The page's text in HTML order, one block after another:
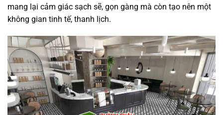
mang lại cảm giác sạch sẽ, gọn gàng mà còn tạo nên một
không gian tinh tế, thanh lịch.